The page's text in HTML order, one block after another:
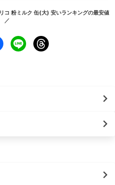
コ 粉ミルク 缶(大) 安いランキングの最安値
／